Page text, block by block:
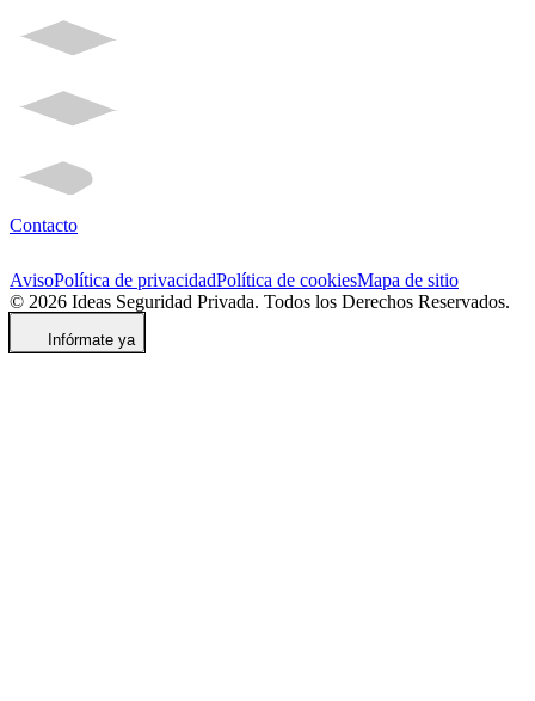
Contacto
AvisoPolítica de privacidadPolítica de cookiesMapa de sitio
© 2026 Ideas Seguridad Privada. Todos los Derechos Reservados.
Infórmate ya